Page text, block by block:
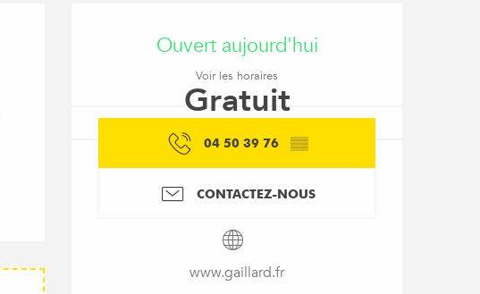
Ouverture et
Ouvert aujourd'hui
Voir les horaires
Gratuit
04 50 39 76 ▒▒
CONTACTEZ-NOUS
www.gaillard.fr